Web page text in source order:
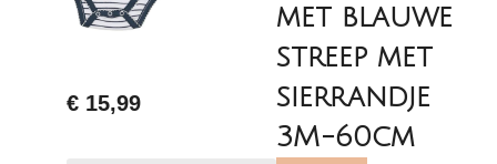
met blauwe
streep met
sierrandje
3M-60cm
€ 15,99